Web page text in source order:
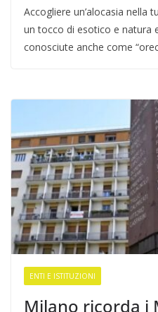
Accogliere un’alocasia nella
un tocco di esotico e natura
conosciute anche come
ENTI E ISTITUZIONI
Milano ricorda i